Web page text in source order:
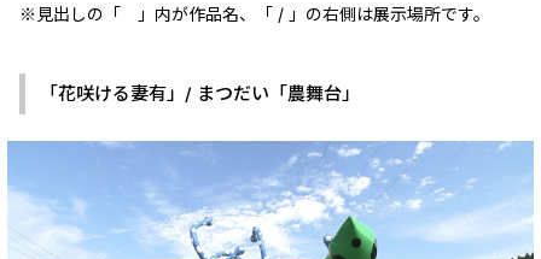
※見出しの「 」内が作品名、「 / 」の右側は展示場所です。
「花咲ける妻有」/ まつだい「農舞台」